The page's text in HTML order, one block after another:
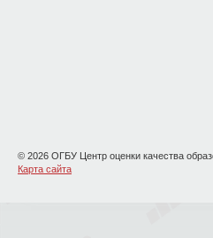
© 2026 ОГБУ Центр оценки качества
Карта сайта